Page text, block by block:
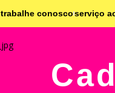
trabalhe conoscoserviço